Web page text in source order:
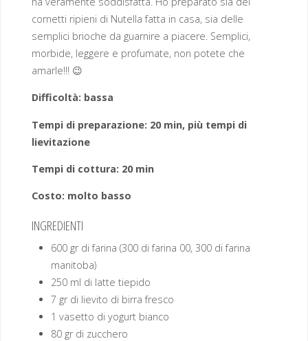
cornetti ripieni di Nutella fatta in casa, sia delle
semplici brioche da guarnire a piacere. Semplici,
morbide, leggere e profumate, non potete che
amarle!!! 😉
Difficoltà: bassa
Tempi di preparazione: 20 min, più tempi di
lievitazione
Tempi di cottura: 20 min
Costo: molto basso
INGREDIENTI
600 gr di farina (300 di farina 00, 300 di farina
manitoba)
250 ml di latte tiepido
7 gr di lievito di birra fresco
1 vasetto di yogurt bianco
80 gr di zucchero